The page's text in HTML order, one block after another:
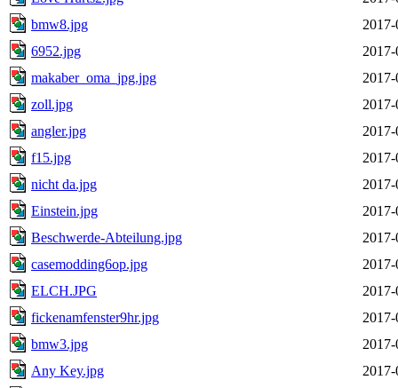
bmw8.jpg
6952.jpg
makaber_oma_jpg.jpg
zoll.jpg
angler.jpg
f15.jpg
nicht da.jpg
Einstein.jpg
Beschwerde-Abteilung.jpg
casemodding6op.jpg
ELCH.JPG
fickenamfenster9hr.jpg
bmw3.jpg
Any Key.jpg